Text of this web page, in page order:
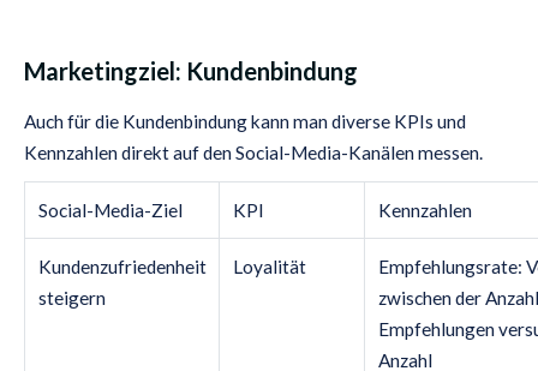
Marketingziel: Kundenbindung
Auch für die Kundenbindung kann man diverse KPIs und
Kennzahlen direkt auf den Social-Media-Kanälen messen.
Social-Media-Ziel KPI Kennzahlen
Kundenzufriedenheit
steigern
Loyalität
Empfehlungsrate:
zwischen der
Empfehlungen
Anzahl